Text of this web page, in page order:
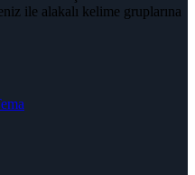
ile alakalı kelime gruplarına